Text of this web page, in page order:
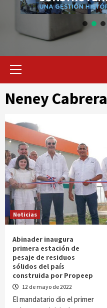
Primary
Neney Cabrera
Noticias
Abinader inaugura
primera estación de
pesaje de residuos
sólidos del país
construida por Propeep
12 de mayo de 2022
El mandatario dio el primer